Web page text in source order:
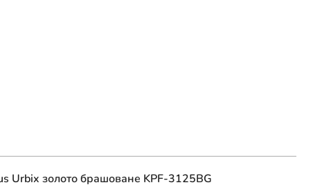
Urbix золото брашоване KPF-3125BG